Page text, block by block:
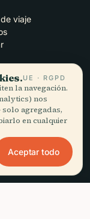
viaje
UE · RGPD
la navegación.
nos
agregadas,
en cualquier
Aceptar todo